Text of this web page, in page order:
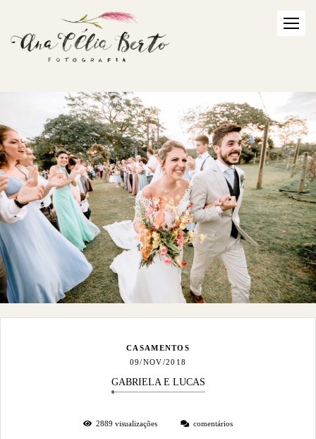
CASAMENTOS
09/NOV/2018
GABRIELA E LUCAS
2889 visualizações comentários